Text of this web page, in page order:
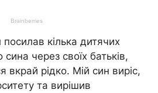
посилав кілька дитячих
через своїх батьків,
вкрай рідко. Мій син виріс,
та вирішив